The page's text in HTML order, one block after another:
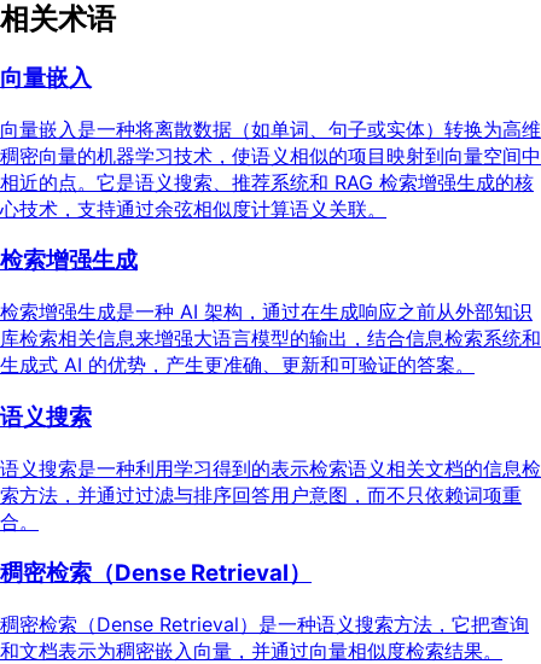
相关术语
向量嵌入
向量嵌入是一种将离散数据（如单词、句子或实体）转换为高维
稠密向量的机器学习技术，使语义相似的项目映射到向量空间中
相近的点。它是语义搜索、推荐系统和 RAG 检索增强生成的核
心技术，支持通过余弦相似度计算语义关联。
检索增强生成
检索增强生成是一种 AI 架构，通过在生成响应之前从外部知识
库检索相关信息来增强大语言模型的输出，结合信息检索系统和
生成式 AI 的优势，产生更准确、更新和可验证的答案。
语义搜索
语义搜索是一种利用学习得到的表示检索语义相关文档的信息检
索方法，并通过过滤与排序回答用户意图，而不只依赖词项重
合。
稠密检索（Dense Retrieval）
稠密检索（Dense Retrieval）是一种语义搜索方法，它把查询
和文档表示为稠密嵌入向量，并通过向量相似度检索结果。